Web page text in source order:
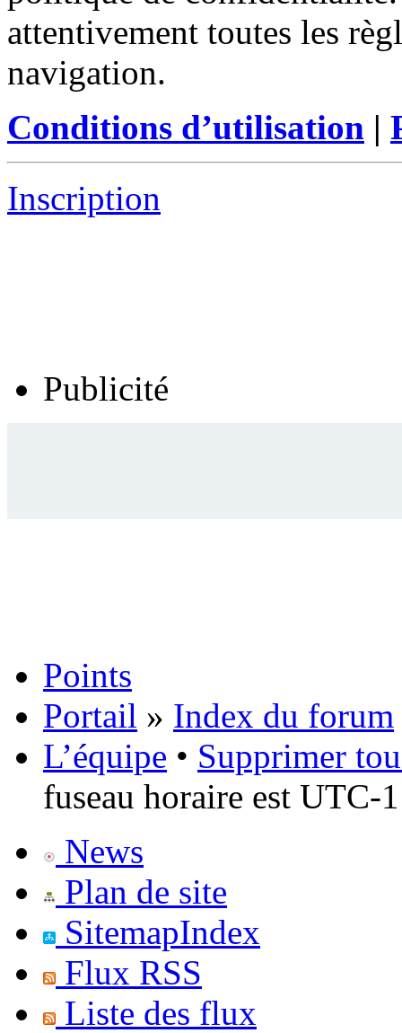
attentivement toutes les
navigation.
Conditions d’utilisation |
Inscription
Publicité
Points
Portail » Index du forum
L’équipe • Supprimer
fuseau horaire est UTC-
News
Plan de site
SitemapIndex
Flux RSS
Liste des flux